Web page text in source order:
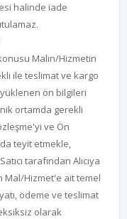
halinde iade
Malın/Hizmetin
ile teslimat ve kargo
ön bilgileri
ortamda gerekli
ve Ön
teyit etmekle,
tarafından Alıcıya
Mal/Hizmet'e ait temel
ödeme ve teslimat
olarak